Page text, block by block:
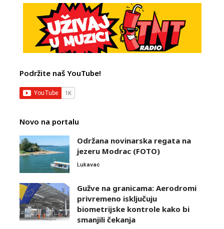
Podržite naš YouTube!
Novo na portalu
Održana novinarska regata na
jezeru Modrac (FOTO)
Lukavac
Gužve na granicama: Aerodromi
privremeno isključuju
biometrijske kontrole kako bi
smanjili čekanja